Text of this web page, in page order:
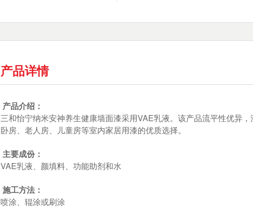
产品详情
产品介绍：
三和怡宁纳米安神养生健康墙面漆采用VAE乳液。该产品流平性优异
卧房、老人房、儿童房等室内家居用漆的优质选择。
主要成份：
VAE乳液、颜填料、功能助剂和水
施工方法：
喷涂、辊涂或刷涂